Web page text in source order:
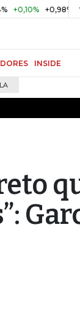
+0,98% UVR
INSIDE